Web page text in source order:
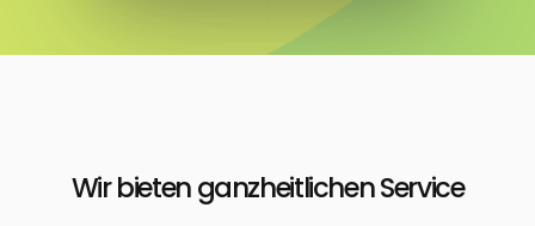
Wir bieten ganzheitlichen Service